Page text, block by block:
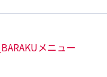
メニュー